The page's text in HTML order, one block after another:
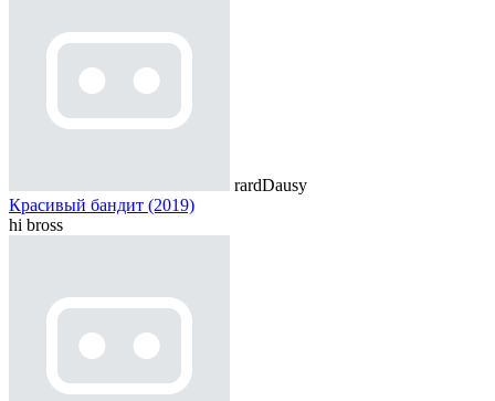
rardDausy
Красивый бандит (2019)
hi bross